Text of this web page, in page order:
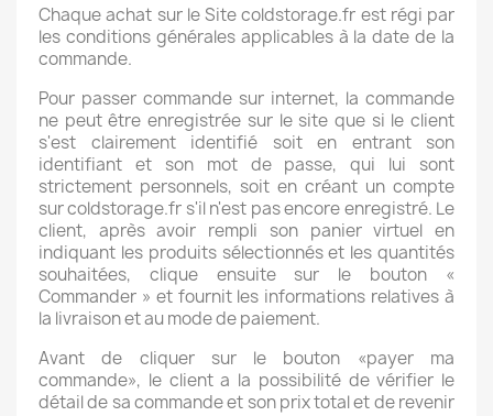
Chaque achat sur le Site coldstorage.fr est régi par
les conditions générales applicables à la date de la
commande.
Pour passer commande sur internet, la commande
ne peut être enregistrée sur le site que si le client
s'est clairement identifié soit en entrant son
identifiant et son mot de passe, qui lui sont
strictement personnels, soit en créant un compte
sur coldstorage.fr s'il n'est pas encore enregistré. Le
client, après avoir rempli son panier virtuel en
indiquant les produits sélectionnés et les quantités
souhaitées, clique ensuite sur le bouton «
Commander » et fournit les informations relatives à
la livraison et au mode de paiement.
Avant de cliquer sur le bouton «payer ma
commande», le client a la possibilité de vérifier le
détail de sa commande et son prix total et de revenir